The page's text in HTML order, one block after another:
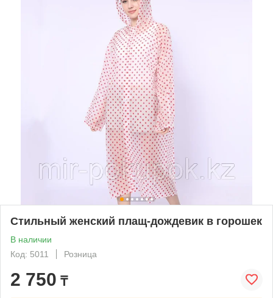
Стильный женский плащ-дождевик в горошек
В наличии
Код: 5011
Розница
2 750 ₸